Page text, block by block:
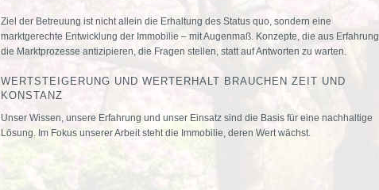
Ziel der Betreuung ist nicht allein die Erhaltung des Status quo, sondern eine
marktgerechte Entwicklung der Immobilie – mit Augenmaß. Konzepte, die aus Erfahrung
die Marktprozesse antizipieren, die Fragen stellen, statt auf Antworten zu warten.
WERTSTEIGERUNG UND WERTERHALT BRAUCHEN ZEIT UND
KONSTANZ
Unser Wissen, unsere Erfahrung und unser Einsatz sind die Basis für eine nachhaltige
Lösung. Im Fokus unserer Arbeit steht die Immobilie, deren Wert wächst.